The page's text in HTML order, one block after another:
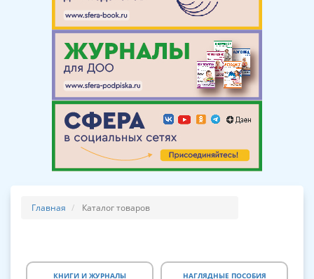
Главная Каталог товаров
КНИГИ И ЖУРНАЛЫ НАГЛЯДНЫЕ ПОСОБИЯ